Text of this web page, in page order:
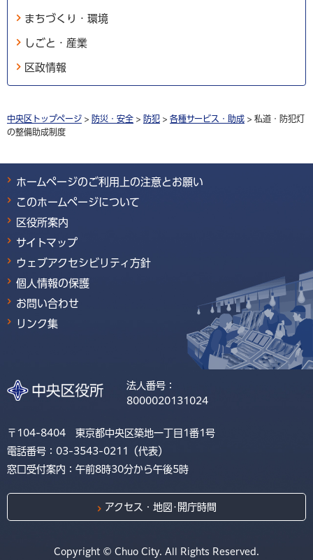
まちづくり・環境
しごと・産業
区政情報
中央区トップページ > 防災・安全 > 防犯 > 各種サービス・助成 > 私道・防犯灯
の整備助成制度
ホームページのご利用上の注意とお願い
このホームページについて
区役所案内
サイトマップ
ウェブアクセシビリティ方針
個人情報の保護
お問い合わせ
リンク集
法人番号：
8000020131024
〒104-8404 東京都中央区築地一丁目1番1号
電話番号：03-3543-0211（代表）
窓口受付案内：午前8時30分から午後5時
アクセス・地図･開庁時間
Copyright © Chuo City. All Rights Reserved.